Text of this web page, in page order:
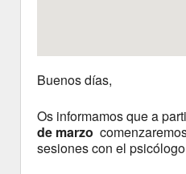
Buenos días,
Os informamos que a
de marzo
sesiones con el